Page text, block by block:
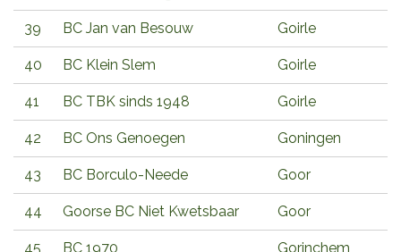
39 BC Jan van Besouw Goirle
40 BC Klein Slem Goirle
41 BC TBK sinds 1948 Goirle
42 BC Ons Genoegen Goningen
43 BC Borculo-Neede Goor
44 Goorse BC Niet Kwetsbaar Goor
45 BC 1970 Gorinchem